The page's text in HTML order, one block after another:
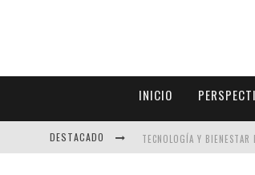
INICIO
DESTACADO TECNOLOGÍA Y